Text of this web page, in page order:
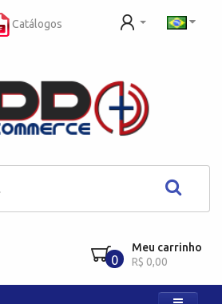
Catálogos
0
Meu carrinho
R$ 0,00